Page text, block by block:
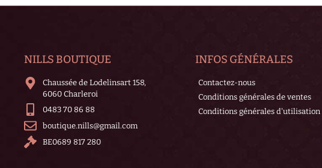
NILLS BOUTIQUE
Chaussée de Lodelinsart 158,
6060 Charleroi
0483 70 86 88
boutique.nills@gmail.com
BE0689 817 280
INFOS GÉNÉRALES
Contactez-nous
Conditions générales de ventes
Conditions générales d'utilisation